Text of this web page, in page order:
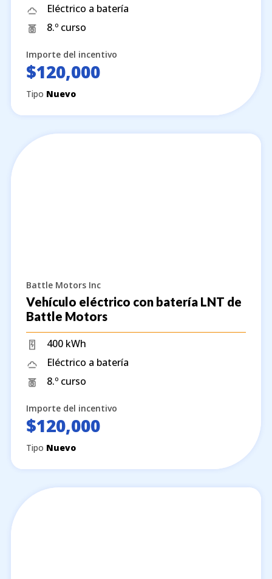
Eléctrico a batería
8.º curso
Importe del incentivo
$120,000
Tipo Nuevo
Battle Motors Inc
Vehículo eléctrico con batería LNT de
Battle Motors
400 kWh
Eléctrico a batería
8.º curso
Importe del incentivo
$120,000
Tipo Nuevo